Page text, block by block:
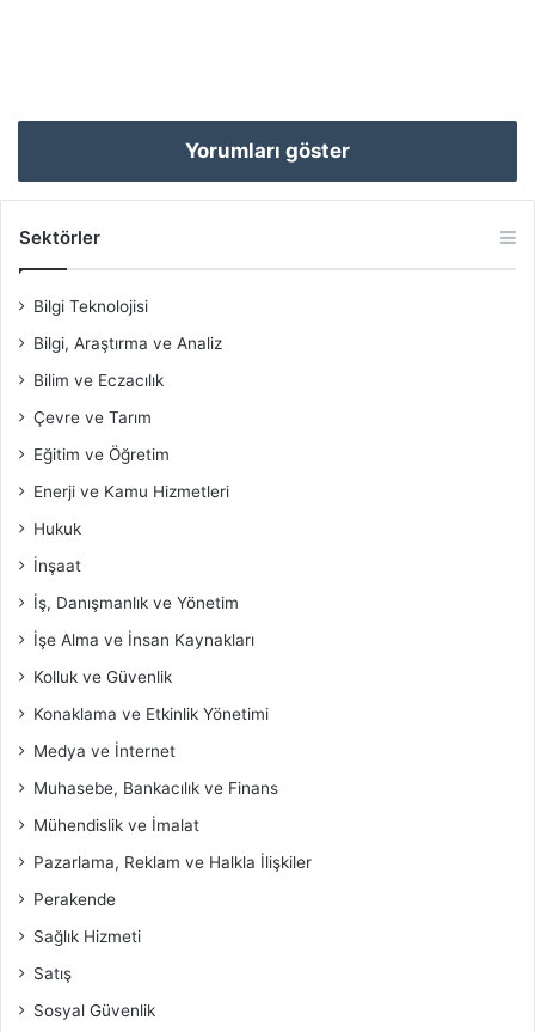
Yorumları göster
Sektörler
Bilgi Teknolojisi
Bilgi, Araştırma ve Analiz
Bilim ve Eczacılık
Çevre ve Tarım
Eğitim ve Öğretim
Enerji ve Kamu Hizmetleri
Hukuk
İnşaat
İş, Danışmanlık ve Yönetim
İşe Alma ve İnsan Kaynakları
Kolluk ve Güvenlik
Konaklama ve Etkinlik Yönetimi
Medya ve İnternet
Muhasebe, Bankacılık ve Finans
Mühendislik ve İmalat
Pazarlama, Reklam ve Halkla İlişkiler
Perakende
Sağlık Hizmeti
Satış
Sosyal Güvenlik